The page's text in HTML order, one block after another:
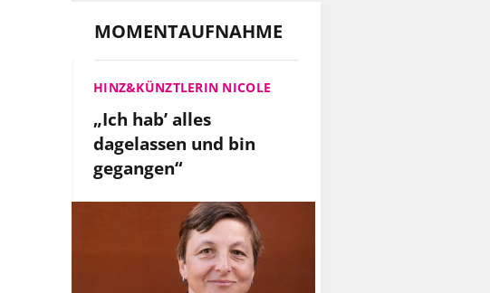
MOMENTAUFNAHME
HINZ&KÜNZTLERIN NICOLE
„Ich hab’ alles
dagelassen und bin
gegangen“